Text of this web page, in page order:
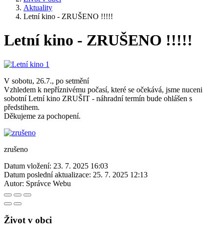
Aktuality
Letní kino - ZRUŠENO !!!!!
Letní kino - ZRUŠENO !!!!!
V sobotu, 26.7., po setmění
Vzhledem k nepříznivému počasí, které se očekává, jsme nuceni
sobotní Letní kino ZRUŠIT - náhradní termín bude ohlášen s
předstihem.
Děkujeme za pochopení.
zrušeno
Datum vložení: 23. 7. 2025 16:03
Datum poslední aktualizace: 25. 7. 2025 12:13
Autor: Správce Webu
Život v obci